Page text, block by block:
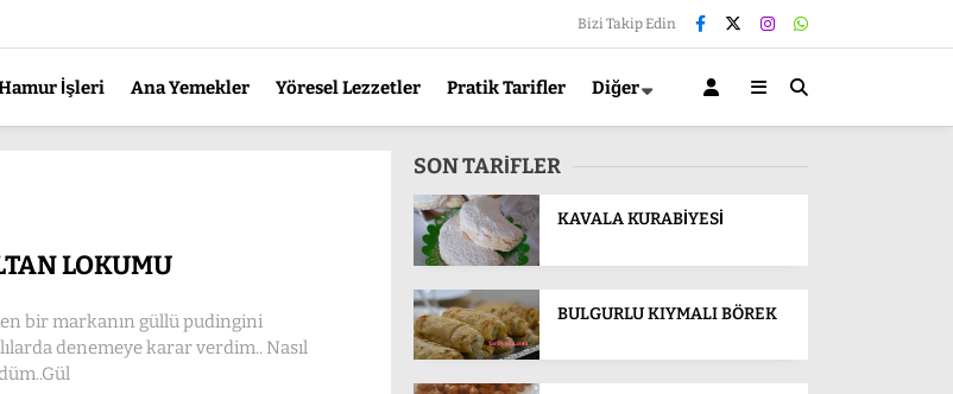
Bizi Takip Edin
İşleri Ana Yemekler Yöresel Lezzetler Pratik Tarifler Diğer
LOKUMU
bir markanın güllü pudingini
denemeye karar verdim.. Nasıl
SON TARİFLER
KAVALA KURABİYESİ
BULGURLU KIYMALI BÖREK